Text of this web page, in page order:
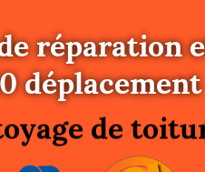
réparation
fuite
de
de